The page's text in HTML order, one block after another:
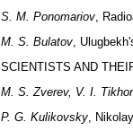
S. M. Ponomariov,
M. S. Bulatov,
SCIENTISTS AND
M. S. Zverev, V. I.
P. G. Kulikovsky,